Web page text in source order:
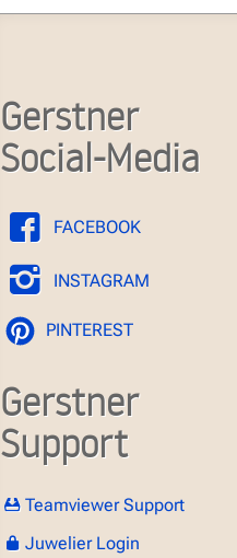
Gerstner
Social-Media
FACEBOOK
INSTAGRAM
PINTEREST
Gerstner
Support
Teamviewer Support
Juwelier Login